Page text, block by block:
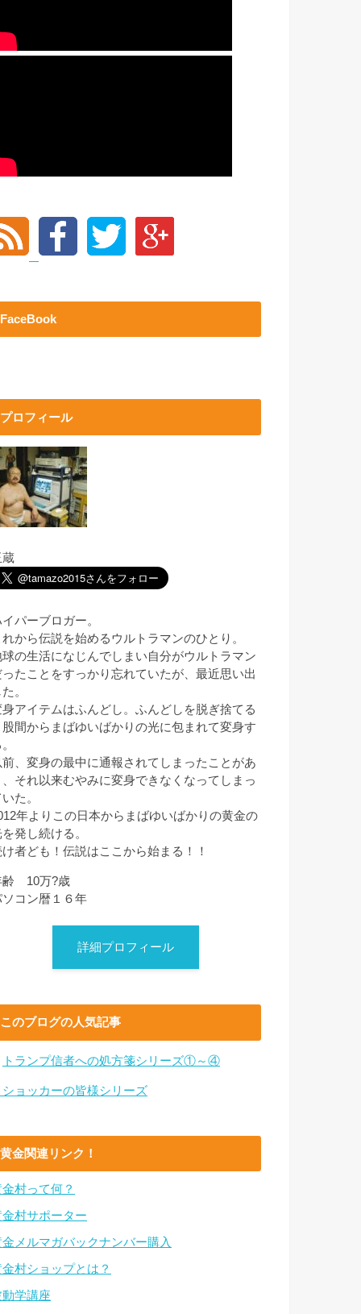
FaceBook
プロフィール
蔵
パーブロガー。
れから伝説を始めるウルトラマンのひとり。
球の生活になじんでしまい自分がウルトラマン
ったことをすっかり忘れていたが、最近思い出
。
身アイテムはふんどし。ふんどしを脱ぎ捨てる
股間からまばゆいばかりの光に包まれて変身す
前、変身の最中に通報されてしまったことがあ
、それ以来むやみに変身できなくなってしまっ
た。
年よりこの日本からまばゆいばかりの黄金の
発し続ける。
け者ども！伝説はここから始まる！！
齢 10万?歳
ソコン暦１６年
詳細プロフィール
このブログの人気記事
トランプ信者への処方箋シリーズ①～④
ショッカーの皆様シリーズ
黄金関連リンク！
村って何？
金村サポーター
金メルマガバックナンバー購入
金村ショップとは？
動学講座